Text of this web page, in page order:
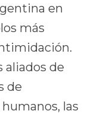
en
más
aliados de
de
las